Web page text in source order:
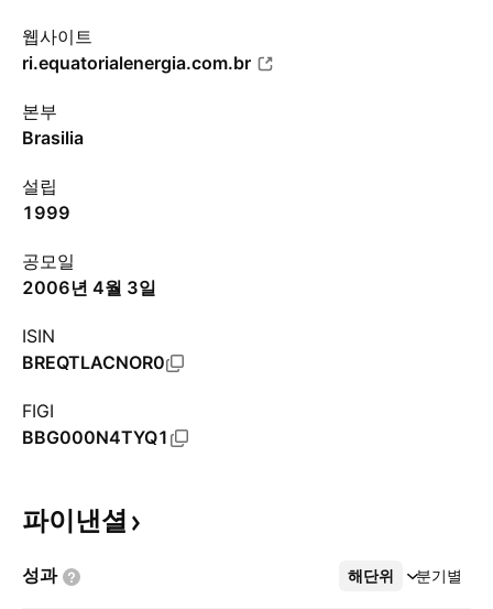
웹사이트
ri.equatorialenergia.com.br
본부
Brasilia
설립
1999
공모일
2006년 4월 3일
ISIN
BREQTLACNOR0
FIGI
BBG000N4TYQ1
파이낸셜
성과 해단위 분기별
더보기